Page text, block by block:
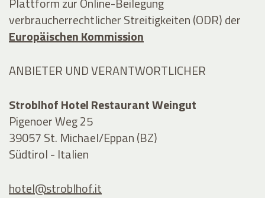
verbraucherrechtlicher Streitigkeiten (ODR) der
Europäischen Kommission
ANBIETER UND VERANTWORTLICHER
Stroblhof Hotel Restaurant Weingut
Pigenoer Weg 25
39057 St. Michael/Eppan (BZ)
Südtirol - Italien
hotel@stroblhof.it